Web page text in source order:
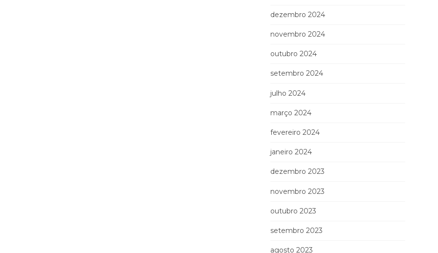
dezembro 2024
novembro 2024
outubro 2024
setembro 2024
julho 2024
março 2024
fevereiro 2024
janeiro 2024
dezembro 2023
novembro 2023
outubro 2023
setembro 2023
agosto 2023